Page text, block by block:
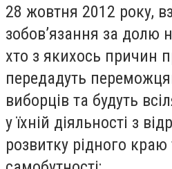
28 жовтня 2012 року,
зобов’язання за долю
хто з якихось причин
передадуть
виборців та будуть
у їхній діяльності з
розвитку рідного краю